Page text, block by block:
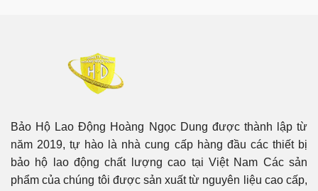
Bảo Hộ Lao Động Hoàng Ngọc Dung được thành lập từ
năm 2019, tự hào là nhà cung cấp hàng đầu các thiết bị
bảo hộ lao động chất lượng cao tại Việt Nam Các sản
phẩm của chúng tôi được sản xuất từ nguyên liệu cao cấp,